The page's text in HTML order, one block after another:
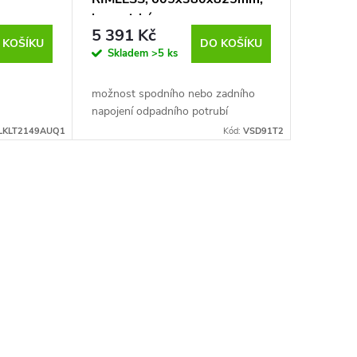
keramické
5 391 Kč
Skladem >5 ks
DO KOŠÍKU
možnost spodního nebo zadního
napojení odpadního potrubí
Kód: VSD91T2